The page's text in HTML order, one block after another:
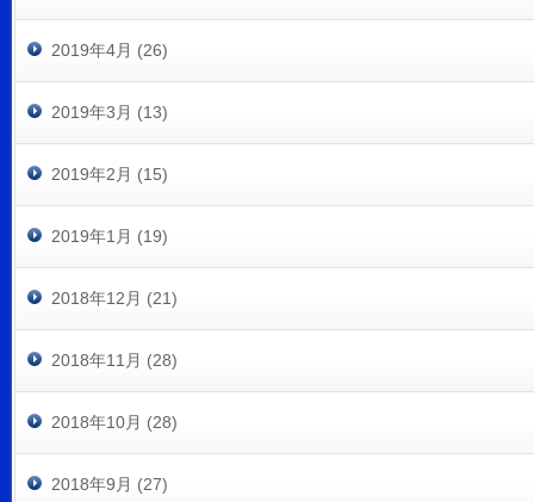
2019年4月 (26)
2019年3月 (13)
2019年2月 (15)
2019年1月 (19)
2018年12月 (21)
2018年11月 (28)
2018年10月 (28)
2018年9月 (27)